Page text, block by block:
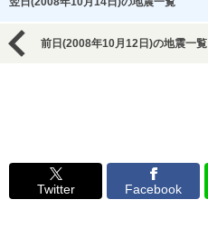
前日(2008年10月12日)の地震一覧
Twitter Facebook